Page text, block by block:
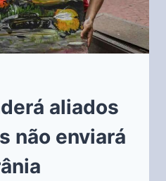
aliados
não enviará